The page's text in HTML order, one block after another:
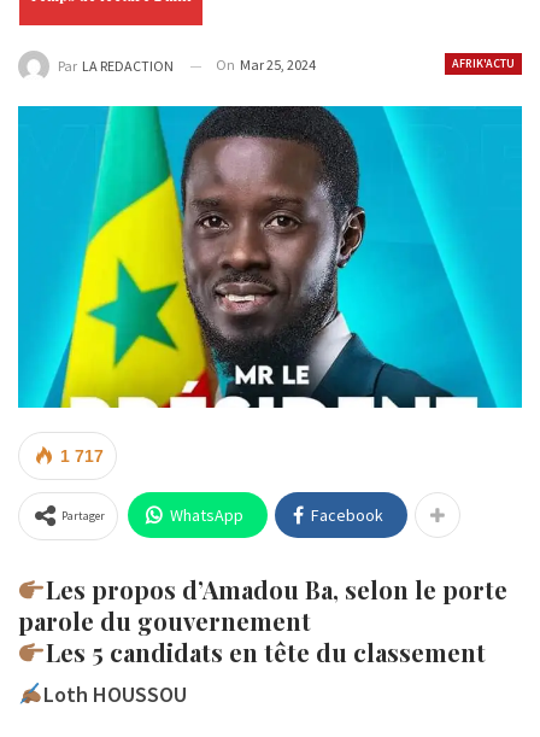
AFRIK'ACTU
Par LA REDACTION On Mar 25, 2024
1 717
Partager WhatsApp Facebook
Les propos d’Amadou Ba, selon le porte
parole du gouvernement
Les 5 candidats en tête du classement
Loth HOUSSOU